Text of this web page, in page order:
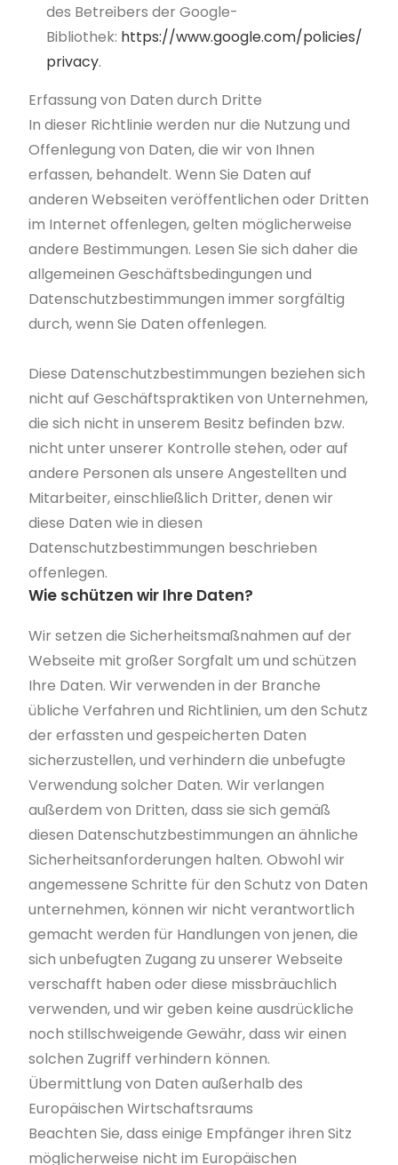
des Betreibers der Google-
Bibliothek: https://www.google.com/policies/
privacy.
Erfassung von Daten durch Dritte
In dieser Richtlinie werden nur die Nutzung und
Offenlegung von Daten, die wir von Ihnen
erfassen, behandelt. Wenn Sie Daten auf
anderen Webseiten veröffentlichen oder Dritten
im Internet offenlegen, gelten möglicherweise
andere Bestimmungen. Lesen Sie sich daher die
allgemeinen Geschäftsbedingungen und
Datenschutzbestimmungen immer sorgfältig
durch, wenn Sie Daten offenlegen.
Diese Datenschutzbestimmungen beziehen sich
nicht auf Geschäftspraktiken von Unternehmen,
die sich nicht in unserem Besitz befinden bzw.
nicht unter unserer Kontrolle stehen, oder auf
andere Personen als unsere Angestellten und
Mitarbeiter, einschließlich Dritter, denen wir
diese Daten wie in diesen
Datenschutzbestimmungen beschrieben
offenlegen.
Wie schützen wir Ihre Daten?
Wir setzen die Sicherheitsmaßnahmen auf der
Webseite mit großer Sorgfalt um und schützen
Ihre Daten.Wir verwenden in der Branche
übliche Verfahren und Richtlinien, um den Schutz
der erfassten und gespeicherten Daten
sicherzustellen, und verhindern die unbefugte
Verwendung solcher Daten. Wir verlangen
außerdem von Dritten, dass sie sich gemäß
diesen Datenschutzbestimmungen an ähnliche
Sicherheitsanforderungen halten. Obwohl wir
angemessene Schritte für den Schutz von Daten
unternehmen, können wir nicht verantwortlich
gemacht werden für Handlungen von jenen, die
sich unbefugten Zugang zu unserer Webseite
verschafft haben oder diese missbräuchlich
verwenden, und wir geben keine ausdrückliche
noch stillschweigende Gewähr, dass wir einen
solchen Zugriff verhindern können.
Übermittlung von Daten außerhalb des
Europäischen Wirtschaftsraums
Beachten Sie, dass einige Empfänger ihren Sitz
möglicherweise nicht im Europäischen